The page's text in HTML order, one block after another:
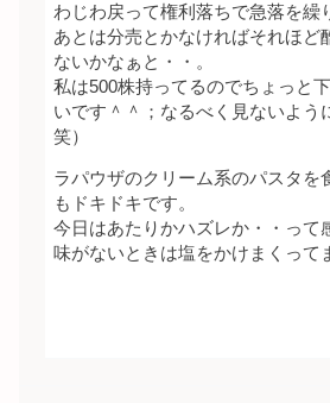
わじわ戻って権利落ちで急落を繰
あとは分売とかなければそれほど
ないかなぁと・・。
私は500株持ってるのでちょっと
いです＾＾；なるべく見ないよう
笑）
ラパウザのクリーム系のパスタを
もドキドキです。
今日はあたりかハズレか・・って
味がないときは塩をかけまくって